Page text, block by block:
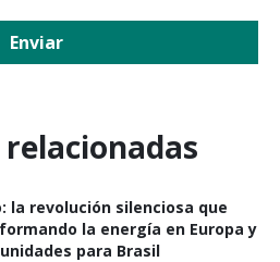
Enviar
la revolución silenciosa que
la energía en Europa y
para Brasil